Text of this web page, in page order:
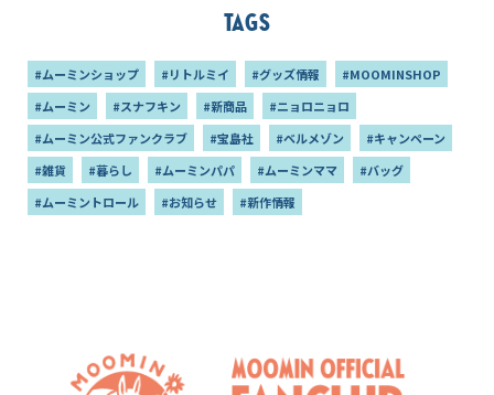
Tags
#ムーミンショップ #リトルミイ #グッズ情報
#MOOMINSHOP
#ムーミン
#スナフキン #新商品
#ニョロニョロ
#ムーミン公式ファンクラブ
#宝島社 #ベルメゾン
#キャンペーン
#雑貨
#暮らし #ムーミンパパ #ムーミンママ
#バッグ
#ムーミントロール
#お知らせ #新作情報